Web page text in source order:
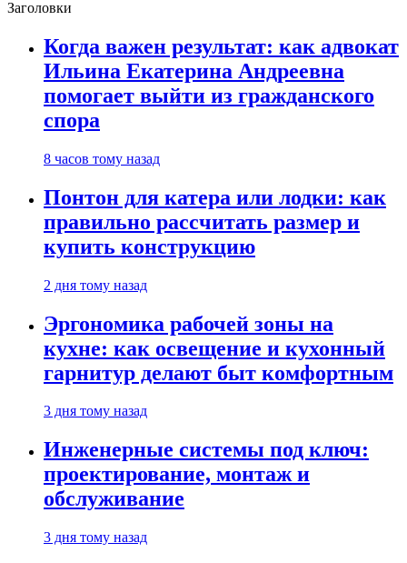
Заголовки
Когда важен результат: как адвокат
Ильина Екатерина Андреевна
помогает выйти из гражданского
спора
8 часов тому назад
Понтон для катера или лодки: как
правильно рассчитать размер и
купить конструкцию
2 дня тому назад
Эргономика рабочей зоны на
кухне: как освещение и кухонный
гарнитур делают быт комфортным
3 дня тому назад
Инженерные системы под ключ:
проектирование, монтаж и
обслуживание
3 дня тому назад